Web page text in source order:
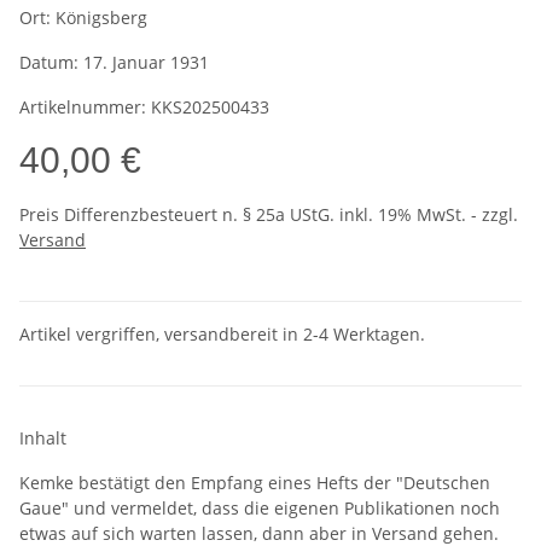
Ort: Königsberg
Datum: 17. Januar 1931
Artikelnummer: KKS202500433
40,00 €
Preis Differenzbesteuert n. § 25a UStG. inkl. 19% MwSt. - zzgl.
Versand
Artikel vergriffen, versandbereit in 2-4 Werktagen.
Inhalt
Kemke bestätigt den Empfang eines Hefts der "Deutschen
Gaue" und vermeldet, dass die eigenen Publikationen noch
etwas auf sich warten lassen, dann aber in Versand gehen.